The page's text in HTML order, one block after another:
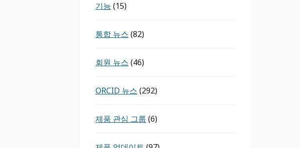
기능 (15)
통합 뉴스 (82)
회원 뉴스 (46)
ORCID ​뉴스 (292)
제품 관심 그룹 (6)